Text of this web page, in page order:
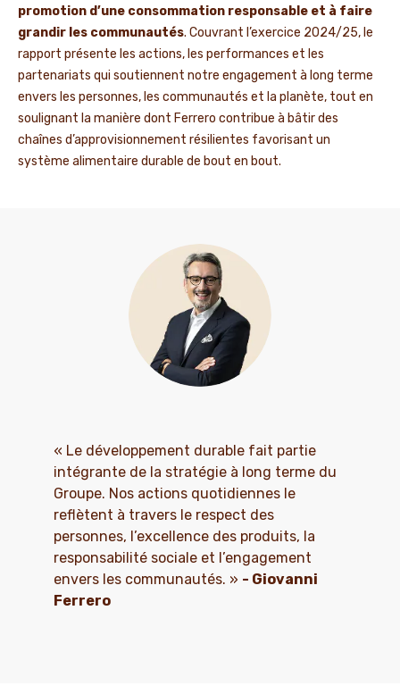
promotion d’une consommation responsable et à faire
grandir les communautés. Couvrant l’exercice 2024/25, le
rapport présente les actions, les performances et les
partenariats qui soutiennent notre engagement à long terme
envers les personnes, les communautés et la planète, tout en
soulignant la manière dont Ferrero contribue à bâtir des
chaînes d’approvisionnement résilientes favorisant un
système alimentaire durable de bout en bout.
« Le développement durable fait partie
intégrante de la stratégie à long terme du
Groupe. Nos actions quotidiennes le
reflètent à travers le respect des
personnes, l’excellence des produits, la
responsabilité sociale et l’engagement
envers les communautés. » - Giovanni
Ferrero